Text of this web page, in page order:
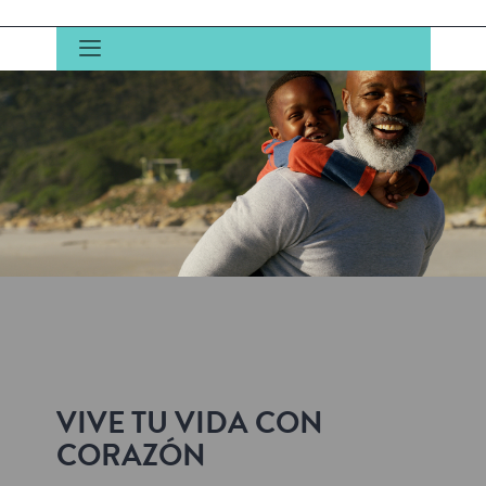
VIVE TU VIDA CON
CORAZÓN